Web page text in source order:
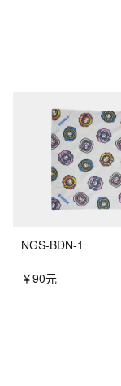
NGS-BDN-1
￥90元